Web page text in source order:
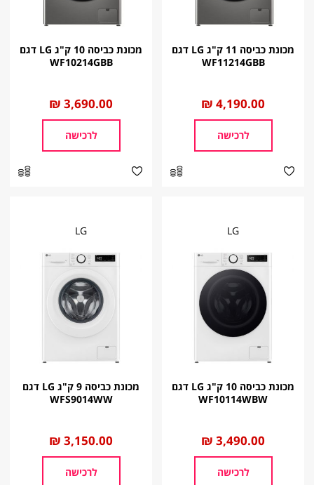
מכונת כביסה 11 ק"ג LG דגם
WF11214GBB
החל
מ
4,190.00 ₪
לרכישה
מכונת כביסה 10 ק"ג LG דגם
WF10214GBB
החל
מ
3,690.00 ₪
לרכישה
LG
מכונת כביסה 10 ק"ג LG דגם
WF10114WBW
החל
מ
3,490.00 ₪
לרכישה
LG
מכונת כביסה 9 ק"ג LG דגם
WFS9014WW
החל
מ
3,150.00 ₪
לרכישה